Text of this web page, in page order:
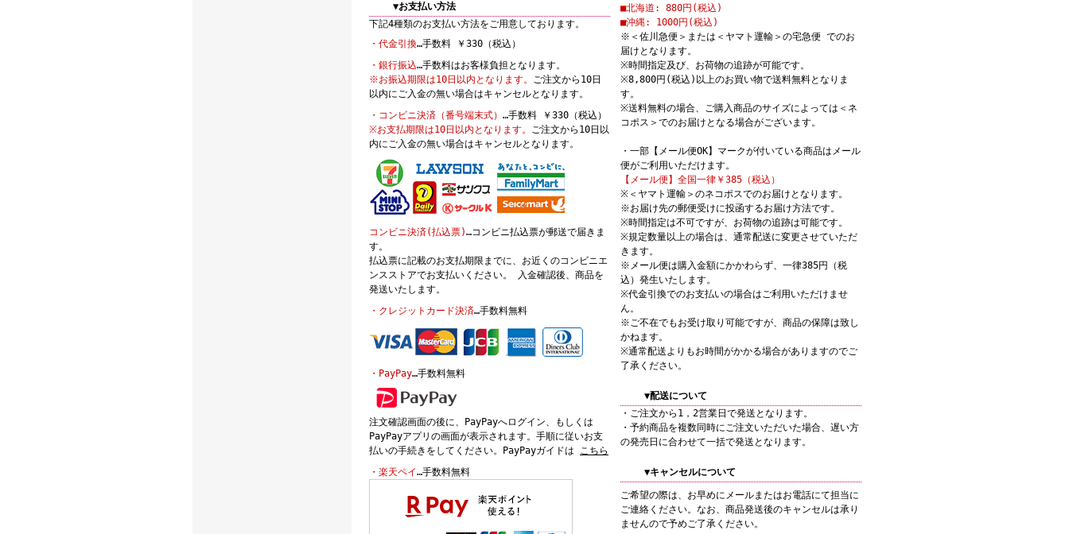
▼お支払い方法
下記4種類のお支払い方法をご用意しております。
・代金引換…手数料 ￥330（税込）
・銀行振込…手数料はお客様負担となります。
※お振込期限は10日以内となります。 ご注文から10日
以内にご入金の無い場合はキャンセルとなります。
・コンビニ決済（番号端末式） …手数料 ￥330（税込）
※お支払期限は10日以内となります。 ご注文から10日以
内にご入金の無い場合はキャンセルとなります。
コンビニ決済(払込票)…コンビニ払込票が郵送で届きま
す。
払込票に記載のお支払期限までに、お近くのコンビニエ
ンスストアでお支払いください。 入金確認後、商品を
発送いたします。
・クレジットカード決済…手数料無料
・PayPay…手数料無料
注文確認画面の後に、PayPayへログイン、もしくは
PayPayアプリの画面が表示されます。手順に従いお支
払いの手続きをしてください。PayPayガイドは こちら
・楽天ペイ…手数料無料
■北海道: 880円(税込)
■沖縄: 1000円(税込)
※＜佐川急便＞または＜ヤマト運輸＞の宅急便 でのお
届けとなります。
※時間指定及び、お荷物の追跡が可能です。
※8,800円(税込)以上のお買い物で送料無料となりま
す。
※送料無料の場合、ご購入商品のサイズによっては＜ネ
コポス＞でのお届けとなる場合がございます。
・一部【メール便OK】マークが付いている商品はメール
便がご利用いただけます。
【メール便】全国一律￥385（税込）
※＜ヤマト運輸＞のネコポスでのお届けとなります。
※お届け先の郵便受けに投函するお届け方法です。
※時間指定は不可ですが、お荷物の追跡は可能です。
※規定数量以上の場合は、通常配送に変更させていただ
きます。
※メール便は購入金額にかかわらず、一律385円（税
込）発生いたします。
※代金引換でのお支払いの場合はご利用いただけませ
ん。
※ご不在でもお受け取り可能ですが、商品の保障は致し
かねます。
※通常配送よりもお時間がかかる場合がありますのでご
了承ください。
▼配送について
・ご注文から1，2営業日で発送となります。
・予約商品を複数同時にご注文いただいた場合、遅い方
の発売日に合わせて一括で発送となります。
▼キャンセルについて
ご希望の際は、お早めにメールまたはお電話にて担当に
ご連絡ください。なお、商品発送後のキャンセルは承り
ませんので予めご了承ください。